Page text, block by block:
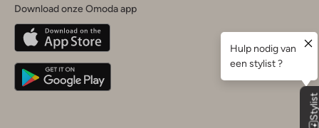
Belgique(Français)
Deutschland
Download onze Omoda app